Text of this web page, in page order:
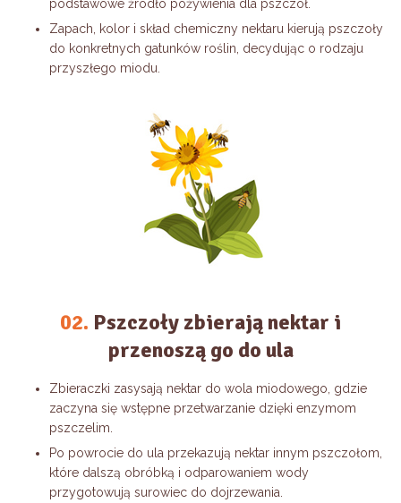
podstawowe źródło pożywienia dla pszczół.
Zapach, kolor i skład chemiczny nektaru kierują pszczoły
do konkretnych gatunków roślin, decydując o rodzaju
przyszłego miodu.
02. Pszczoły zbierają nektar i
przenoszą go do ula
Zbieraczki zasysają nektar do wola miodowego, gdzie
zaczyna się wstępne przetwarzanie dzięki enzymom
pszczelim.
Po powrocie do ula przekazują nektar innym pszczołom,
które dalszą obróbką i odparowaniem wody
przygotowują surowiec do dojrzewania.